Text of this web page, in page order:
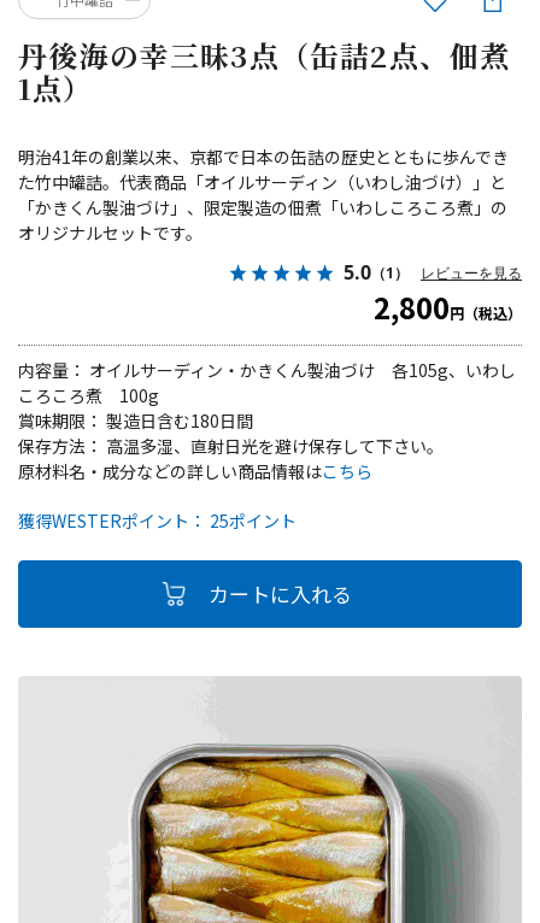
丹後海の幸三昧3点（缶詰2点、佃煮
1点）
明治41年の創業以来、京都で日本の缶詰の歴史とともに歩んでき
た竹中罐詰。代表商品「オイルサーディン（いわし油づけ）」と
「かきくん製油づけ」、限定製造の佃煮「いわしころころ煮」の
オリジナルセットです。
5.0 （1） レビューを見る
2,800円（税込）
内容量： オイルサーディン・かきくん製油づけ 各105g、いわし
ころころ煮 100g
賞味期限： 製造日含む180日間
保存方法： 高温多湿、直射日光を避け保存して下さい。
獲得WESTERポイント： 25ポイント
原材料名・成分などの詳しい商品情報はこちら